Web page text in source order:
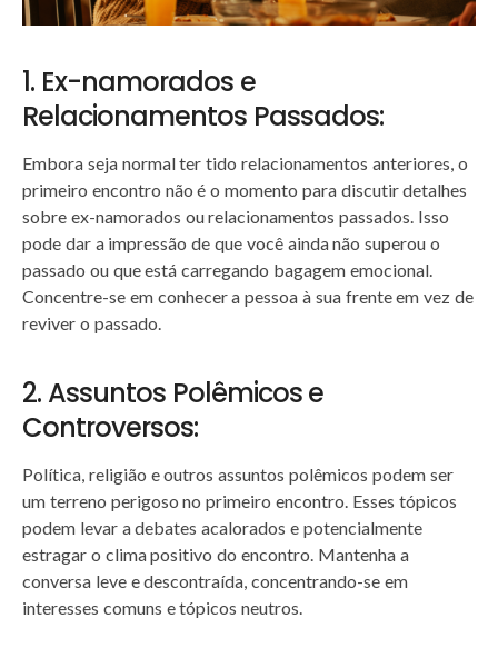
1. Ex-namorados e
Relacionamentos Passados:
Embora seja normal ter tido relacionamentos anteriores, o
primeiro encontro não é o momento para discutir detalhes
sobre ex-namorados ou relacionamentos passados. Isso
pode dar a impressão de que você ainda não superou o
passado ou que está carregando bagagem emocional.
Concentre-se em conhecer a pessoa à sua frente em vez de
reviver o passado.
2. Assuntos Polêmicos e
Controversos:
Política, religião e outros assuntos polêmicos podem ser
um terreno perigoso no primeiro encontro. Esses tópicos
podem levar a debates acalorados e potencialmente
estragar o clima positivo do encontro. Mantenha a
conversa leve e descontraída, concentrando-se em
interesses comuns e tópicos neutros.